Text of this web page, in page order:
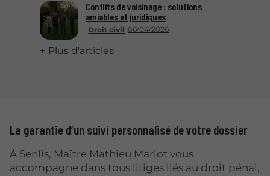
Droit civil 06/04/2026
Conflits de voisinage : solutions
amiables et juridiques
Plus d'articles
La garantie d’un suivi personnalisé de votre dossier
À Senlis, Maître Mathieu Marlot vous
accompagne dans tous litiges liés au droit pénal,